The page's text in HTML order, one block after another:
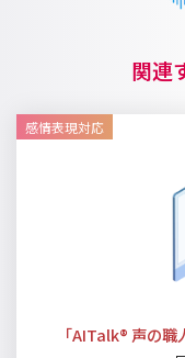
関連
感情表現対応
「AITalk® 声の